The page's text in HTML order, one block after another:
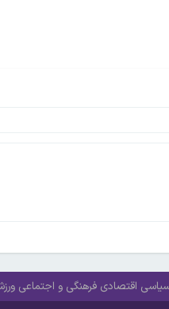
اقتصادی فرهنگی و اجتماعی